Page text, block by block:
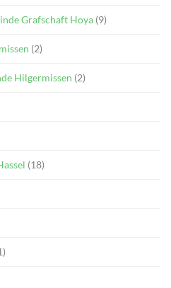
Grafschaft Hoya (9)
(2)
Hilgermissen (2)
(18)